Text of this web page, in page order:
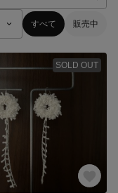
すべて 販売中
SOLD OUT